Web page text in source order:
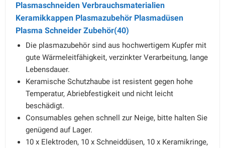
Plasmaschneiden Verbrauchsmaterialien
Keramikkappen Plasmazubehör Plasmadüsen
Plasma Schneider Zubehör(40)
Die plasmazubehör sind aus hochwertigem Kupfer mit
gute Wärmeleitfähigkeit, verzinkter Verarbeitung, lange
Lebensdauer.
Keramische Schutzhaube ist resistent gegen hohe
Temperatur, Abriebfestigkeit und nicht leicht
beschädigt.
Consumables gehen schnell zur Neige, bitte halten Sie
genügend auf Lager.
10 x Elektroden, 10 x Schneiddüsen, 10 x Keramikringe,